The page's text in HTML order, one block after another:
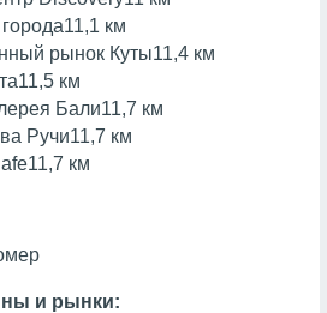
11,1 км
рынок Куты11,4 км
11,5 км
Бали11,7 км
Ручи11,7 км
11,7 км
и рынки: